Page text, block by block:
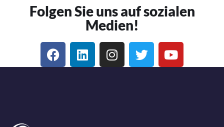
Folgen Sie uns auf sozialen
Medien!